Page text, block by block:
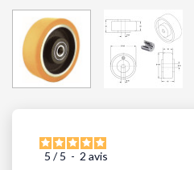
5 / 5 - 2 avis